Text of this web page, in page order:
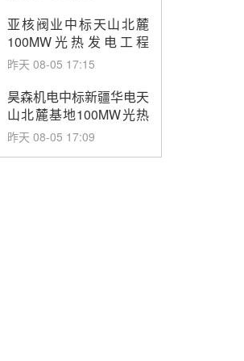
亚核阀业中标天山北麓
100MW光热发电工程
EPC总承包项目熔盐截
购
昨天 08-05 17:15
昊森机电中标新疆华电天
山北麓基地100MW光热
发电工程EPC总承包项
昨天 08-05 17:09